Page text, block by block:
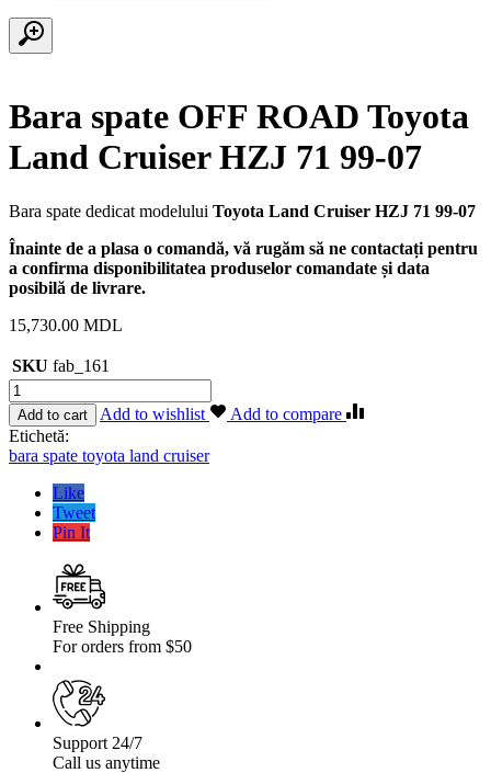
Bara spate OFF ROAD Toyota
Land Cruiser HZJ 71 99-07
Bara spate dedicat modelului Toyota Land Cruiser HZJ 71 99-07
Înainte de a plasa o comandă, vă rugăm să ne contactați pentru
a confirma disponibilitatea produselor comandate și data
posibilă de livrare.
15,730.00 MDL
SKU fab_161
Cantitate
Bara
spate
OFF
ROAD
Toyota
Cruiser
Add to cart Add to wishlist
Add to compare
Etichetă:
bara spate toyota land cruiser
Like
Tweet
Pin It
Free Shipping
For orders from $50
Support 24/7
Call us anytime